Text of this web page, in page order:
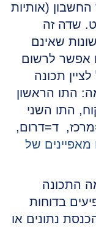
בכרטיס החשבון (אותיות
שדה זה
שאינם
אפשר לרשום
תכונה
התו הראשון
התו השני
ד=דרום,
מאפיינים של
התכונה
בדוחות
נתונים או